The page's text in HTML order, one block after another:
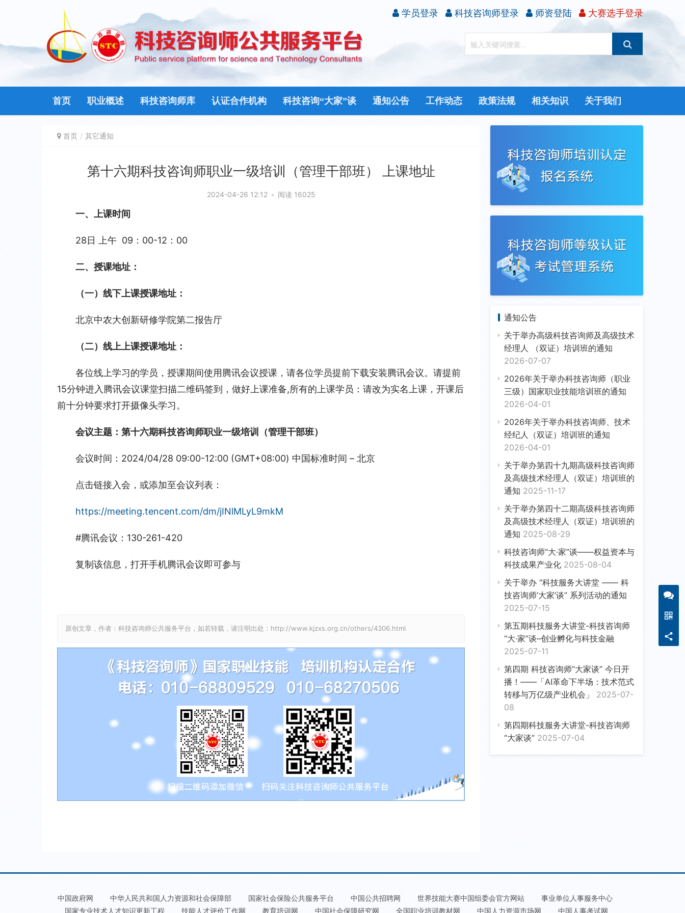
学员登录 科技咨询师登录 师资登陆 大赛选手登录
首页 职业概述 科技咨询师库 认证合作机构 科技咨询“大家”谈 通知公告 工作动态 政策法规 相关知识 关于我们
首页 其它通知
第十六期科技咨询师职业一级培训（管理干部班） 上课地址
2024-04-26 12:12 • 阅读 16025
一、上课时间
28日 上午  09：00-12：00
二、授课地址：
（一）线下上课授课地址：
北京中农大创新研修学院第二报告厅
（二）线上上课授课地址：
各位线上学习的学员，授课期间使用腾讯会议授课，请各位学员提前下载安装腾讯会议。请提前
15分钟进入腾讯会议课堂扫描二维码签到，做好上课准备,所有的上课学员：请改为实名上课，开课后
前十分钟要求打开摄像头学习。
会议主题：第十六期科技咨询师职业一级培训（管理干部班）
会议时间：2024/04/28 09:00-12:00 (GMT+08:00) 中国标准时间 – 北京
点击链接入会，或添加至会议列表：
https://meeting.tencent.com/dm/jINlMLyL9mkM
#腾讯会议：130-261-420
复制该信息，打开手机腾讯会议即可参与
原创文章，作者：科技咨询师公共服务平台，如若转载，请注明出处：http://www.kjzxs.org.cn/others/4306.html
通知公告
关于举办高级科技咨询师及高级技术
经理人 （双证）培训班的通知
2026-07-07
2026年关于举办科技咨询师（职业
三级）国家职业技能培训班的通知
2026-04-01
2026年关于举办科技咨询师、技术
经纪人（双证）培训班的通知
2026-04-01
关于举办第四十九期高级科技咨询师
及高级技术经理人（双证）培训班的
通知 2025-11-17
关于举办第四十二期高级科技咨询师
及高级技术经理人（双证）培训班的
通知 2025-08-29
科技咨询师“大·家”谈——权益资本与
科技成果产业化 2025-08-04
关于举办 “科技服务大讲堂 —— 科
技咨询师‘大家’谈” 系列活动的通知
2025-07-15
第五期科技服务大讲堂-科技咨询师
“大·家”谈–创业孵化与科技金融
2025-07-11
第四期 科技咨询师“大家谈” 今日开
播！——「AI革命下半场：技术范式
转移与万亿级产业机会」 2025-07-
08
第四期科技服务大讲堂-科技咨询师
“大家谈” 2025-07-04
中国政府网 中华人民共和国人力资源和社会保障部 国家社会保险公共服务平台 中国公共招聘网 世界技能大赛中国组委会官方网站
事业单位人事服务中心
国家专业技术人才知识更新工程
技能人才评价工作网 教育培训网 中国社会保障研究网 全国职业培训教材网 中国人力资源市场网 中国人事考试网